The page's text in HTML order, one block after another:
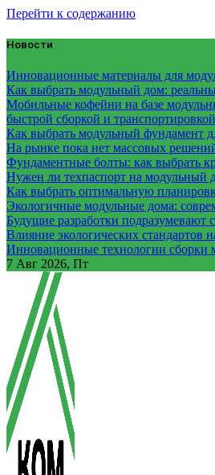
Перейти к содержанию
Новости
Инновационные материалы для
Как выбрать модульный дом:
Мобильные кофейни на базе
быстрой сборкой и
Как выбрать модульный фундамент
На рынке пока нет массовых
Фундаментные болты: как выбрать
Нужен ли техпаспорт на модульный
Как выбрать оптимальную
Экологичные модульные дома:
Будущие разработки подразумевают
Влияние экологических стандартов
Инновационные технологии сборки
7 Авг 2026, Пт